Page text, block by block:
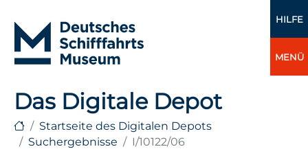
HILFE
MENÜ
Das Digitale Depot
Startseite des Digitalen Depots
Suchergebnisse
I/10122/06